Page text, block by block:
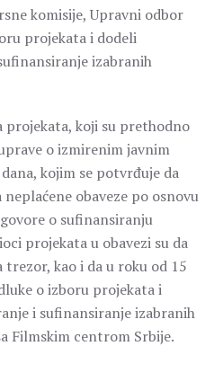
komisije, Upravni odbor
projekata i dodeli
izabranih
koјi su prethodno
o izmirenim javnim
kojim se potvrđuje da
obaveze po osnovu
o sufinansiranju
projekata u obavezi su da
kao i da u roku od 15
o izboru projekata i
i sufinansiranje izabranih
Filmskim centrom Srbije.